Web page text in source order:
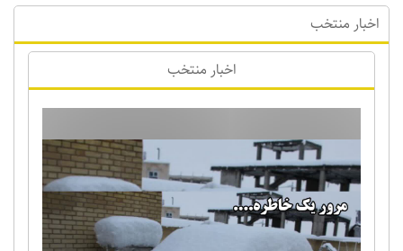
اخبار منتخب
اخبار منتخب